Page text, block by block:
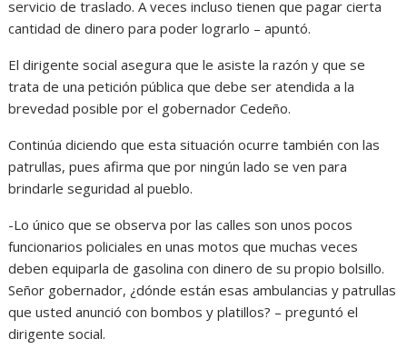
servicio de traslado. A veces incluso tienen que pagar cierta
cantidad de dinero para poder lograrlo – apuntó.
El dirigente social asegura que le asiste la razón y que se
trata de una petición pública que debe ser atendida a la
brevedad posible por el gobernador Cedeño.
Continúa diciendo que esta situación ocurre también con las
patrullas, pues afirma que por ningún lado se ven para
brindarle seguridad al pueblo.
-Lo único que se observa por las calles son unos pocos
funcionarios policiales en unas motos que muchas veces
deben equiparla de gasolina con dinero de su propio bolsillo.
Señor gobernador, ¿dónde están esas ambulancias y patrullas
que usted anunció con bombos y platillos? – preguntó el
dirigente social.